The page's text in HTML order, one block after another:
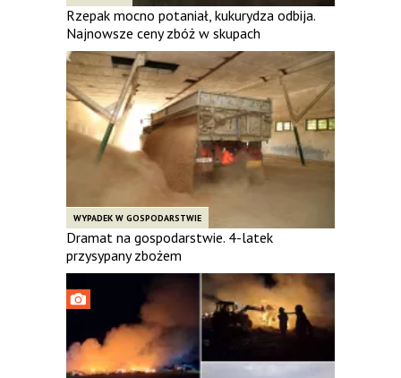
Rzepak mocno potaniał, kukurydza odbija.
Najnowsze ceny zbóż w skupach
WYPADEK W GOSPODARSTWIE
Dramat na gospodarstwie. 4-latek
przysypany zbożem